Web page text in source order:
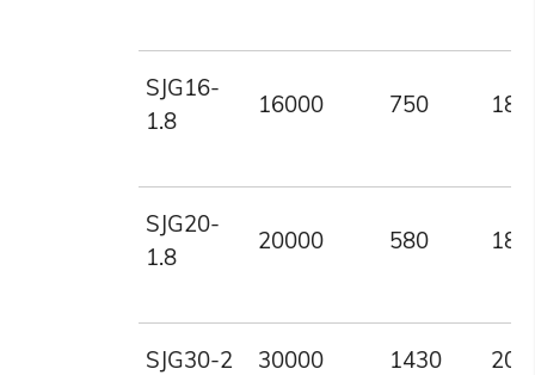
SJG16-
1.8
16000 750
SJG20-
1.8
20000 580
SJG30-2 30000 1430